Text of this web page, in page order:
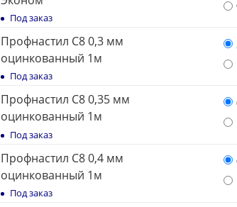
Под заказ
Профнастил С8 0,3 мм
оцинкованный 1м
Под заказ
Профнастил С8 0,35 мм
оцинкованный 1м
Под заказ
Профнастил С8 0,4 мм
оцинкованный 1м
Под заказ